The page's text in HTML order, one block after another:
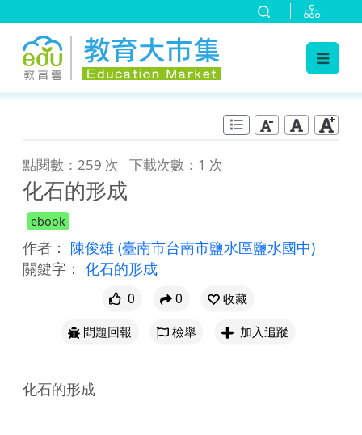
點閱數：259 次 下載次數：1 次
化石的形成
ebook
作者： 陳俊雄 (臺南市台南市鹽水區鹽水國中)
關鍵字： 化石的形成
0 0
收藏
問題回報
檢舉 加入追蹤